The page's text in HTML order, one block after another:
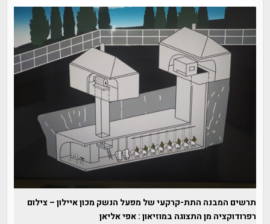
תרשים המבנה התת-קרקעי של מפעל הנשק מכון איילון – צילום
רפרודוקציה מן התצוגה במוזיאון : אפי אליאן